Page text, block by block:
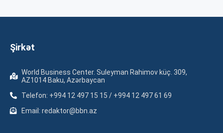
Şirkət
World Business Center. Suleyman Rahimov küç. 309,
AZ1014 Baku, Azərbaycan
Telefon: +994 12 497 15 15 / +994 12 497 61 69
Email: redaktor@bbn.az